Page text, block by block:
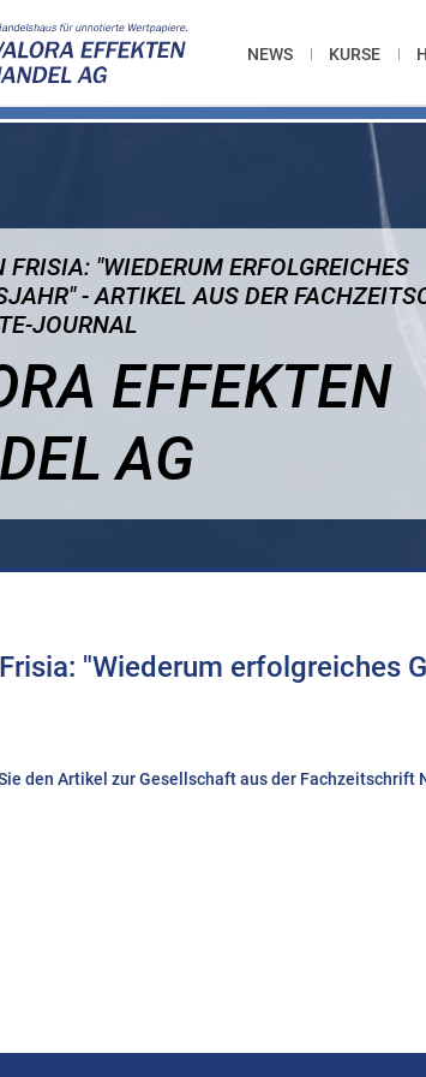
NEWS KURSE
FRISIA: "WIEDERUM ERFOLGREICHES
- ARTIKEL AUS DER
JOURNAL
EFFEKTEN
AG
"Wiederum erfolgreiches
den Artikel zur Gesellschaft aus der Fachzeitschrift